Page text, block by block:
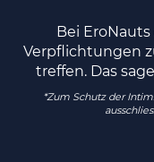
Bei
Verpflichtungen
treffen. Das
*Zum Schutz der